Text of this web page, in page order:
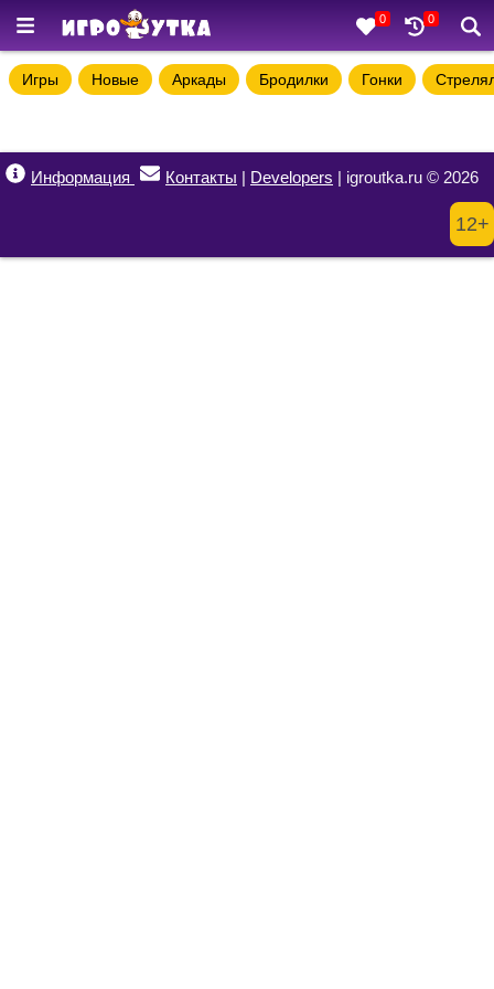
0 0
Игры Новые Аркады Бродилки Гонки
Информация Контакты | Developers | igroutka.ru © 2026
12+